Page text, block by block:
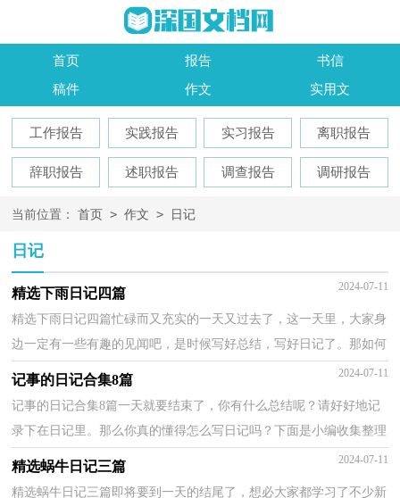
首页 报告
书信
稿件
作文 实用文
工作报告 实践报告 实习报告 离职报告
辞职报告 述职报告 调查报告 调研报告
当前位置： 首页 > 作文 > 日记
日记
精选下雨日记四篇 2024-07-11
精选下雨日记四篇忙碌而又充实的一天又过去了，这一天里，大家身
边一定有一些有趣的见闻吧，是时候写好总结，写好日记了。那如何
写一篇漂亮的日记呢？下面是小编精心整理的下雨日记4...
记事的日记合集8篇 2024-07-11
记事的日记合集8篇一天就要结束了，你有什么总结呢？请好好地记
录下在日记里。那么你真的懂得怎么写日记吗？下面是小编收集整理
的记事的日记8篇，仅供参考，希望能够帮助到大家。记事...
精选蜗牛日记三篇 2024-07-11
精选蜗牛日记三篇即将要到一天的结尾了，想必大家都学习了不少新